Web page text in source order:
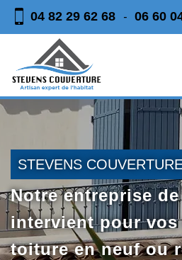
04 82 29 62 68 - 06 60
STEVENS
Notre entreprise
intervient pour vos
toiture en neuf ou